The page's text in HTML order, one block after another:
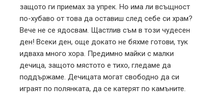
защото ги приемах за упрек. Но има ли всъщност
по-хубаво от това да оставиш след себе си храм?
Вече не се ядосвам. Щастлив съм в този чудесен
ден! Всеки ден, още докато не бяхме готови, тук
идваха много хора. Предимно майки с малки
дечица, защото мястото е тихо, гледаме да
поддържаме. Дечицата могат свободно да си
играят по полянката, да се катерят по камъните.